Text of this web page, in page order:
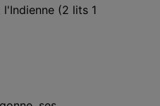
(2 lits 1